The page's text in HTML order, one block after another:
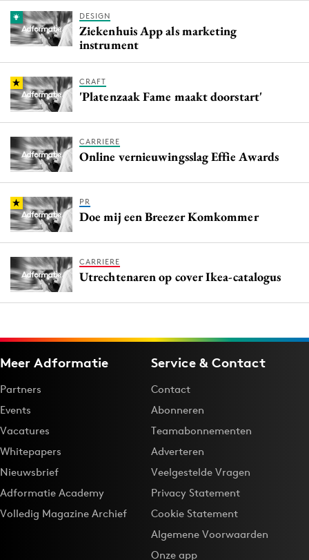
DESIGN
Ziekenhuis App als marketing
instrument
CRAFT
'Platenzaak Fame maakt doorstart'
CARRIERE
Online vernieuwingsslag Effie Awards
PR
Doe mij een Breezer Komkommer
CARRIERE
Utrechtenaren op cover Ikea-catalogus
Meer Adformatie
Partners
Events
Vacatures
Whitepapers
Nieuwsbrief
Adformatie Academy
Volledig Magazine Archief
Service & Contact
Contact
Abonneren
Teamabonnementen
Adverteren
Veelgestelde Vragen
Privacy Statement
Cookie Statement
Algemene Voorwaarden
Onze app